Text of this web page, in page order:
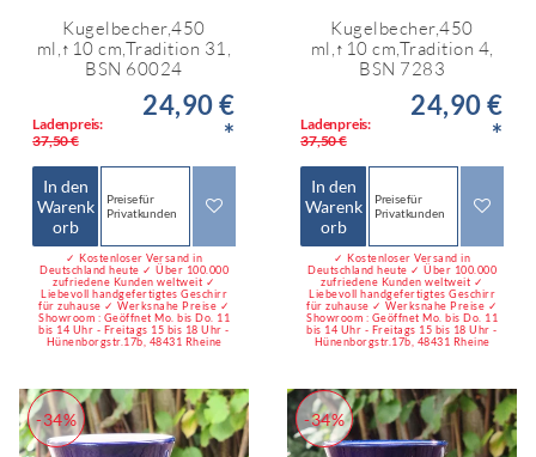
Kugelbecher,450
ml,↑10 cm,Tradition 31,
BSN 60024
Ladenpreis:
37,50 €
24,90 €
*
In den
Warenk
orb
Preise für
Privatkunden
✓ Kostenloser Versand in
Deutschland heute ✓ Über 100.000
zufriedene Kunden weltweit ✓
Liebevoll handgefertigtes Geschirr
für zuhause ✓ Werksnahe Preise ✓
Showroom : Geöffnet Mo. bis Do. 11
bis 14 Uhr - Freitags 15 bis 18 Uhr -
Hünenborgstr.17b, 48431 Rheine
Kugelbecher,450
ml,↑10 cm,Tradition 4,
BSN 7283
Ladenpreis:
37,50 €
24,90 €
*
In den
Warenk
orb
Preise für
Privatkunden
✓ Kostenloser Versand in
Deutschland heute ✓ Über 100.000
zufriedene Kunden weltweit ✓
Liebevoll handgefertigtes Geschirr
für zuhause ✓ Werksnahe Preise ✓
Showroom : Geöffnet Mo. bis Do. 11
bis 14 Uhr - Freitags 15 bis 18 Uhr -
Hünenborgstr.17b, 48431 Rheine
-34% -34%